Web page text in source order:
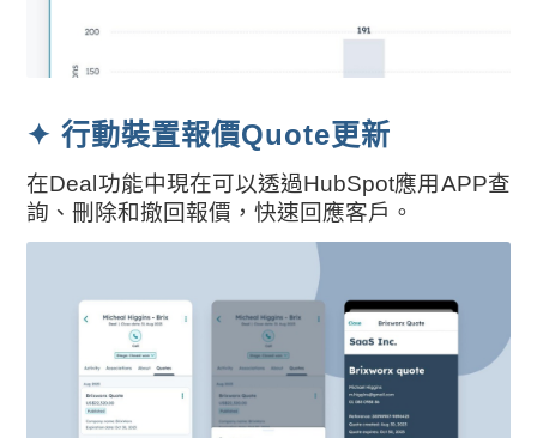
✦ 行動裝置報價Quote更新
在Deal功能中現在可以透過HubSpot應用APP查
詢、刪除和撤回報價，快速回應客戶。